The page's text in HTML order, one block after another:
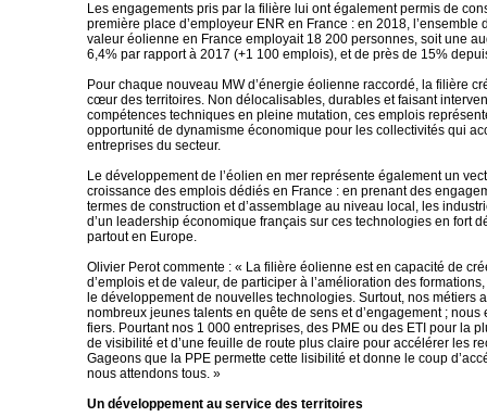
Les engagements pris par la filière lui ont également permis de
première place d’employeur ENR en France : en 2018, l’ensemble
valeur éolienne en France employait 18 200 personnes, soit une
6,4% par rapport à 2017 (+1 100 emplois), et de près de 15%
Pour chaque nouveau MW d’énergie éolienne raccordé, la filière
cœur des territoires. Non délocalisables, durables et faisant
compétences techniques en pleine mutation, ces emplois
opportunité de dynamisme économique pour les collectivités qui
entreprises du secteur.
Le développement de l’éolien en mer représente également un
croissance des emplois dédiés en France : en prenant des
termes de construction et d’assemblage au niveau local, les
d’un leadership économique français sur ces technologies en fort
partout en Europe.
Olivier Perot commente : « La filière éolienne est en capacité de
d’emplois et de valeur, de participer à l’amélioration des
le développement de nouvelles technologies. Surtout, nos métiers
nombreux jeunes talents en quête de sens et d’engagement ; nous
fiers. Pourtant nos 1 000 entreprises, des PME ou des ETI pour la
de visibilité et d’une feuille de route plus claire pour accélérer les
Gageons que la PPE permette cette lisibilité et donne le coup
nous attendons tous. »
Un développement au service des territoires